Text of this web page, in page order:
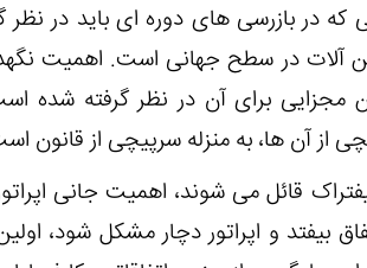
که در بازرسی های دوره ای باید در
آلات در سطح جهانی است. اهمیت
مجزایی برای آن در نظر گرفته شده
از آن ها، به منزله سرپیچی از قانون
قائل می شوند، اهمیت جانی
بیفتد و اپراتور دچار مشکل شود،